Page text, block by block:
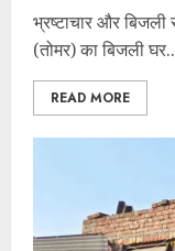
भ्रष्टाचार और
(तोमर) का बिजली
READ MORE